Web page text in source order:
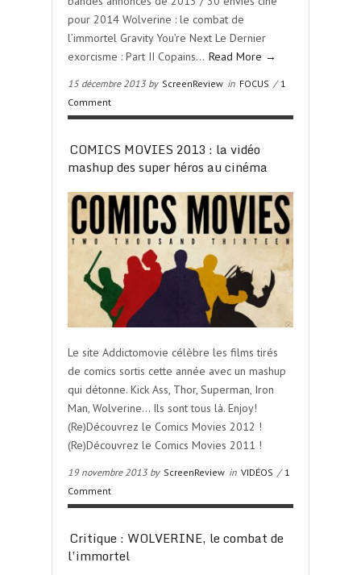
pour 2014 Wolverine : le combat de
l’immortel Gravity You’re Next Le Dernier
exorcisme : Part II Copains… Read More →
15 décembre 2013 by ScreenReview in FOCUS / 1
Comment
COMICS MOVIES 2013 : la vidéo
mashup des super héros au cinéma
Le site Addictomovie célèbre les films tirés
de comics sortis cette année avec un mashup
qui détonne. Kick Ass, Thor, Superman, Iron
Man, Wolverine… Ils sont tous là. Enjoy!
(Re)Découvrez le Comics Movies 2012 !
(Re)Découvrez le Comics Movies 2011 !
19 novembre 2013 by ScreenReview in VIDÉOS / 1
Comment
Critique : WOLVERINE, le combat de
l’immortel